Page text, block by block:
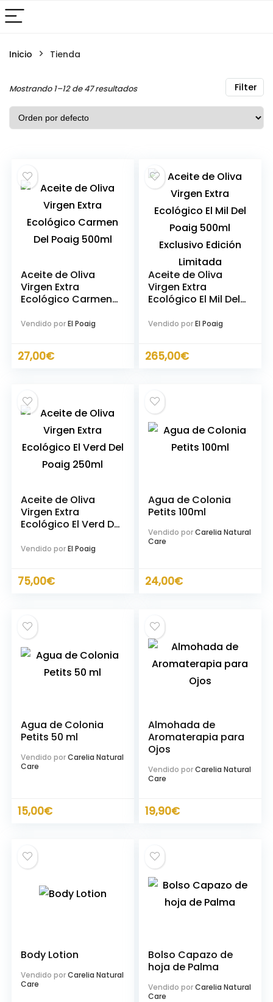
Inicio Tienda
Filter
Mostrando 1–12 de 47 resultados
Aceite de Oliva
Virgen Extra
Ecológico Carmen
Vendido porEl Poaig
27,00€
Aceite de Oliva
Virgen Extra
Ecológico El Mil Del
Exclusivo Edición
Vendido porEl Poaig
265,00€
Aceite de Oliva
Virgen Extra
Ecológico El Verd Del
Vendido porEl Poaig
75,00€
Agua de Colonia
Petits 100ml
Vendido porCarelia Natural
Care
24,00€
Agua de Colonia
Petits 50 ml
Vendido porCarelia Natural
Care
15,00€
Almohada de
Aromaterapia para
Ojos
Vendido porCarelia Natural
Care
19,90€
Body Lotion
Vendido porCarelia Natural
Care
Bolso Capazo de
hoja de Palma
Vendido porCarelia Natural
Care